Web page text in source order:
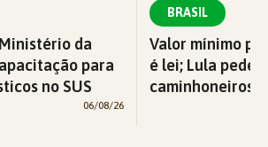
da
para
no SUS
06/08/26
BRASIL
Valor mínimo
é lei; Lula pede
caminhoneiros